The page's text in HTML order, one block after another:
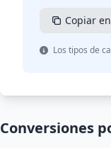
Copiar
Los tipos de
Conversiones